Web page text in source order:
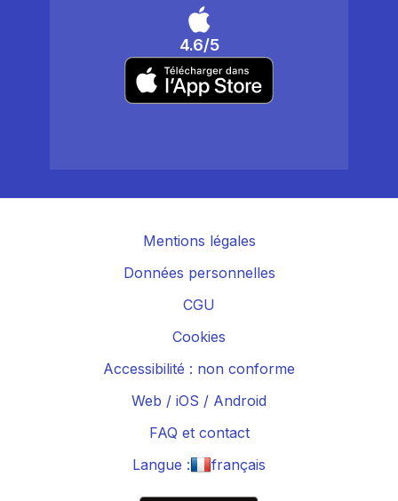
4.6/5
Mentions légales
Données personnelles
CGU
Cookies
Accessibilité : non conforme
Web / iOS / Android
FAQ et contact
Langue :
français